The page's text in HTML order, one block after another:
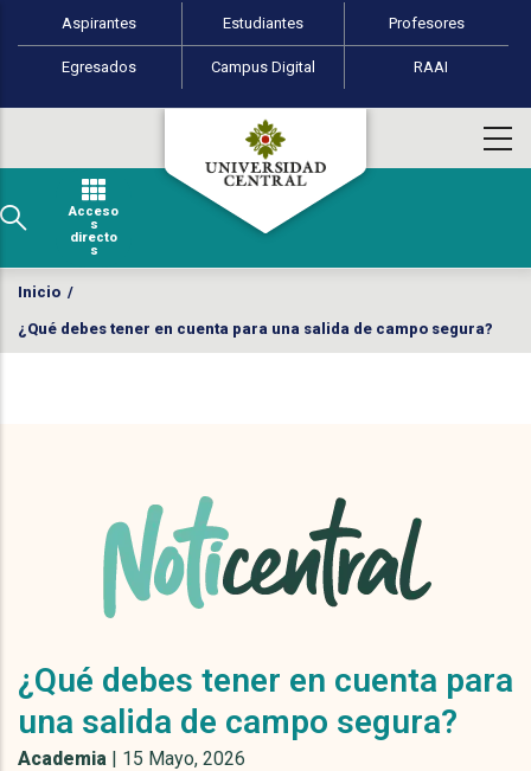
Pasar al contenido principal
Perfiles de usuario
Aspirantes Estudiantes Profesores
Egresados Campus Digital RAAI
Acceso
s
directo
s
Inicio /
¿Qué debes tener en cuenta para una salida de campo segura?
¿Qué debes tener en cuenta para
una salida de campo segura?
Academia | 15 Mayo, 2026